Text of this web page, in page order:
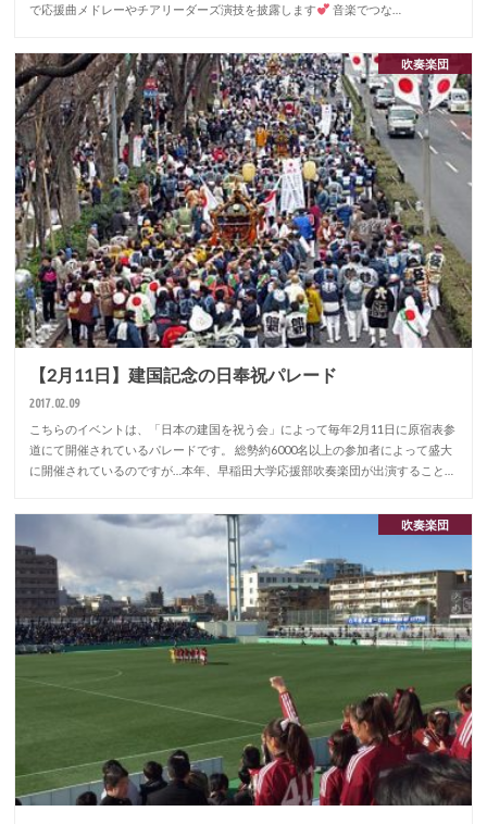
で応援曲メドレーやチアリーダーズ演技を披露します
音楽でつな…
吹奏楽団
【2月11日】建国記念の日奉祝パレード
2017.02.09
こちらのイベントは、「日本の建国を祝う会」によって毎年2月11日に原宿表参
道にて開催されているパレードです。 総勢約6000名以上の参加者によって盛大
に開催されているのですが…本年、早稲田大学応援部吹奏楽団が出演すること…
吹奏楽団